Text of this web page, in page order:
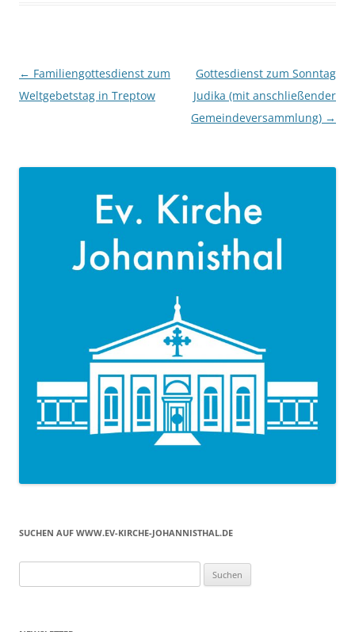
Beitragsnavigation
← Familiengottesdienst zum
Weltgebetstag in Treptow
Gottesdienst zum Sonntag
Judika (mit anschließender
Gemeindeversammlung) →
SUCHEN AUF WWW.EV-KIRCHE-JOHANNISTHAL.DE
nach: